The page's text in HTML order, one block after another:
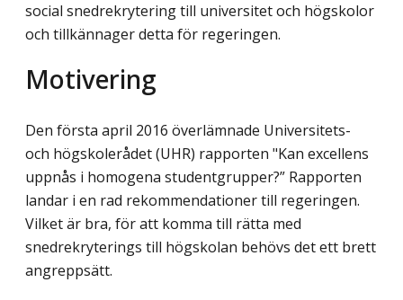
social snedrekrytering till universitet och högskolor
och tillkännager detta för regeringen.
Motivering
Den första april 2016 överlämnade Universitets-
och högskolerådet (UHR) rapporten "Kan excellens
uppnås i homogena studentgrupper?” Rapporten
landar i en rad rekommendationer till regeringen.
Vilket är bra, för att komma till rätta med
snedrekryterings till högskolan behövs det ett brett
angreppsätt.